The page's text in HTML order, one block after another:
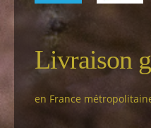
Livraison
en France